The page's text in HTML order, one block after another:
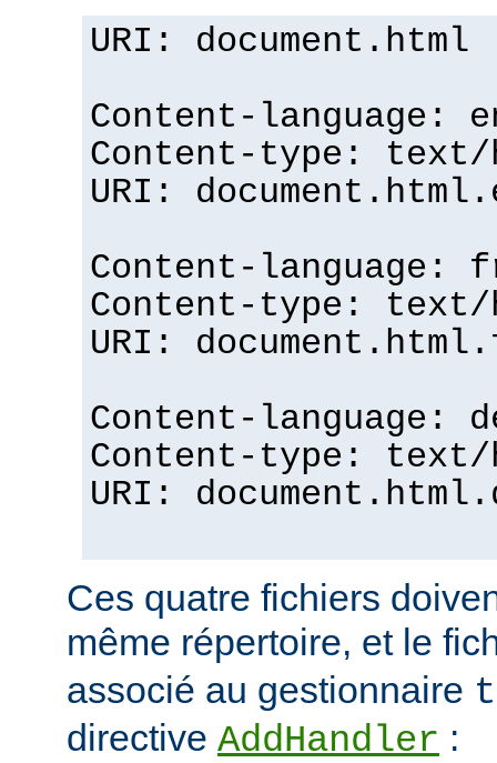
URI: document.html
Content-language:
Content-type: text/
URI:
Content-language:
Content-type: text/
URI:
Content-language:
Content-type: text/
URI:
Ces quatre fichiers
même répertoire, et le
associé au gestionnaire
directive AddHandler :